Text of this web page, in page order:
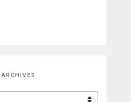
ARCHIVES